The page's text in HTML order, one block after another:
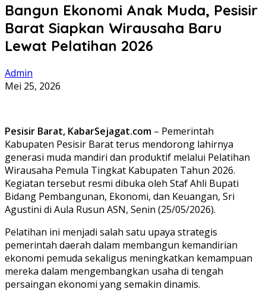
Bangun Ekonomi Anak Muda, Pesisir
Barat Siapkan Wirausaha Baru
Lewat Pelatihan 2026
Admin
Mei 25, 2026
Pesisir Barat, KabarSejagat.com – Pemerintah
Kabupaten Pesisir Barat terus mendorong lahirnya
generasi muda mandiri dan produktif melalui Pelatihan
Wirausaha Pemula Tingkat Kabupaten Tahun 2026.
Kegiatan tersebut resmi dibuka oleh Staf Ahli Bupati
Bidang Pembangunan, Ekonomi, dan Keuangan, Sri
Agustini di Aula Rusun ASN, Senin (25/05/2026).
Pelatihan ini menjadi salah satu upaya strategis
pemerintah daerah dalam membangun kemandirian
ekonomi pemuda sekaligus meningkatkan kemampuan
mereka dalam mengembangkan usaha di tengah
persaingan ekonomi yang semakin dinamis.